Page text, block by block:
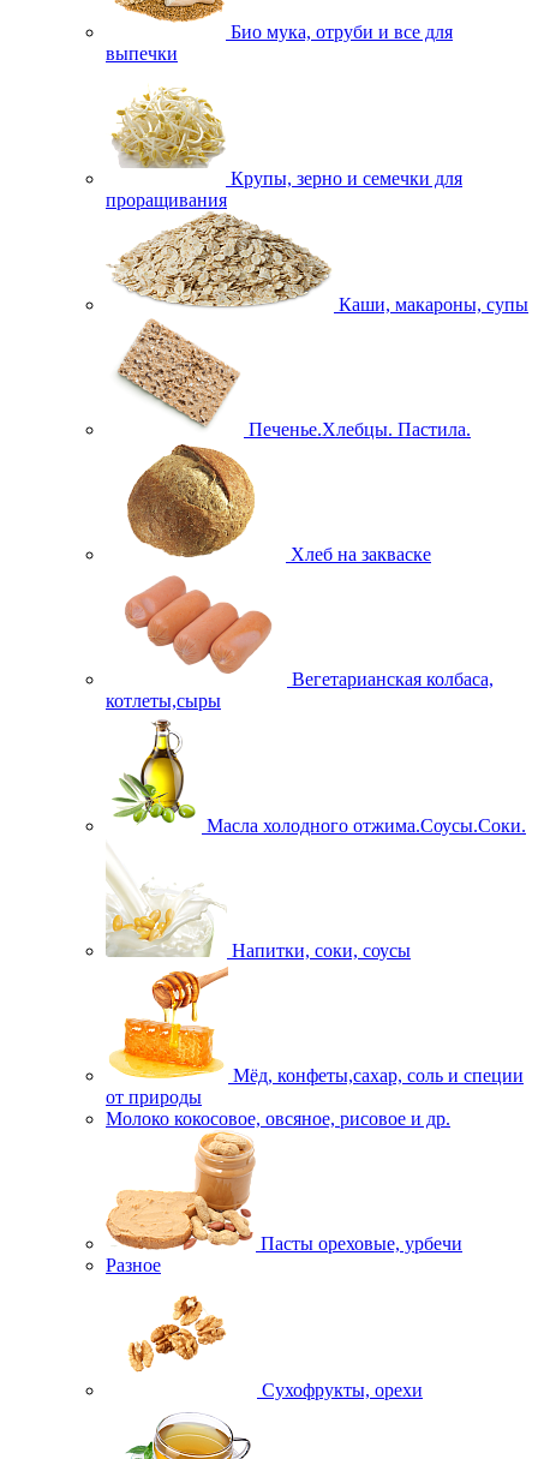
Био мука, отруби и все для
выпечки
Крупы, зерно и семечки для
проращивания
Каши, макароны, супы
Печенье.Хлебцы. Пастила.
Хлеб на закваске
Вегетарианская колбаса,
котлеты,сыры
Масла холодного отжима.Соусы.Соки.
Напитки, соки, соусы
Мёд, конфеты,сахар, соль и специи
от природы
Молоко кокосовое, овсяное, рисовое и др.
Пасты ореховые, урбечи
Разное
Сухофрукты, орехи